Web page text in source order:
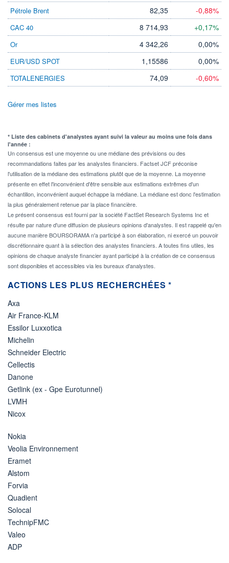
Pétrole Brent 82,35 -0,88%
CAC 40 8 714,93 +0,17%
Or 4 342,26 0,00%
EUR/USD SPOT 1,15586 0,00%
TOTALENERGIES 74,09 -0,60%
Gérer mes listes
* Liste des cabinets d'analystes ayant suivi la valeur au moins une fois dans
l'année :
Un consensus est une moyenne ou une médiane des prévisions ou des
recommandations faites par les analystes financiers. Factset JCF préconise
l'utilisation de la médiane des estimations plutôt que de la moyenne. La moyenne
présente en effet l'inconvénient d'être sensible aux estimations extrêmes d'un
échantillon, inconvénient auquel échappe la médiane. La médiane est donc l'estimation
la plus généralement retenue par la place financière.
Le présent consensus est fourni par la société FactSet Research Systems Inc et
résulte par nature d'une diffusion de plusieurs opinions d'analystes. Il est rappelé qu'en
aucune manière BOURSORAMA n'a participé à son élaboration, ni exercé un pouvoir
discrétionnaire quant à la sélection des analystes financiers. A toutes fins utiles, les
opinions de chaque analyste financier ayant participé à la création de ce consensus
sont disponibles et accessibles via les bureaux d'analystes.
ACTIONS LES PLUS RECHERCHÉES *
Axa
Air France-KLM
Essilor Luxxotica
Michelin
Schneider Electric
Cellectis
Danone
Getlink (ex - Gpe Eurotunnel)
LVMH
Nicox
Nokia
Veolia Environnement
Eramet
Alstom
Forvia
Quadient
Solocal
TechnipFMC
Valeo
ADP